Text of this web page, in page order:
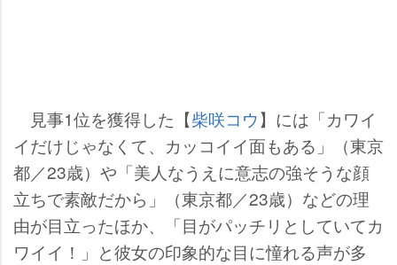
見事1位を獲得した【柴咲コウ】には「カワイ
イだけじゃなくて、カッコイイ面もある」（東京
都／23歳）や「美人なうえに意志の強そうな顔
立ちで素敵だから」（東京都／23歳）などの理
由が目立ったほか、「目がパッチリとしていてカ
ワイイ！」と彼女の印象的な目に憧れる声が多